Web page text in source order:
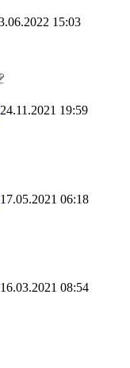
15:03
24.11.2021 19:59
17.05.2021 06:18
16.03.2021 08:54